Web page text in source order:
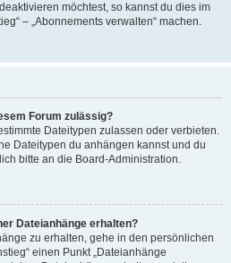
möchtest, so kannst du dies im
– „Abonnements verwalten“ machen.
Forum zulässig?
Dateitypen zulassen oder verbieten.
Dateitypen du anhängen kannst und du
bitte an die Board-Administration.
Dateianhänge erhalten?
zu erhalten, gehe in den persönlichen
einen Punkt „Dateianhänge